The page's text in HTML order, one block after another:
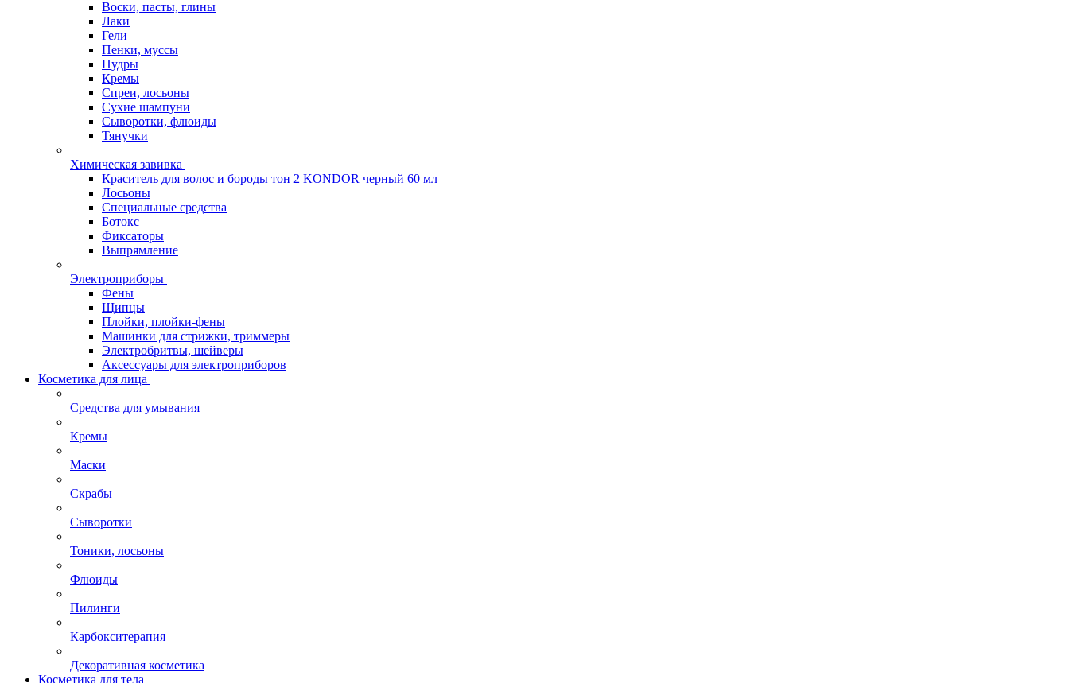
Воски, пасты, глины
Лаки
Гели
Пенки, муссы
Пудры
Кремы
Спреи, лосьоны
Сухие шампуни
Сыворотки, флюиды
Тянучки
Химическая завивка
Краситель для волос и бороды тон 2 KONDOR черный 60 мл
Лосьоны
Специальные средства
Ботокс
Фиксаторы
Выпрямление
Электроприборы
Фены
Щипцы
Плойки, плойки-фены
Машинки для стрижки, триммеры
Электробритвы, шейверы
Аксессуары для электроприборов
Косметика для лица
Средства для умывания
Кремы
Маски
Скрабы
Сыворотки
Тоники, лосьоны
Флюиды
Пилинги
Карбокситерапия
Декоративная косметика
Косметика для тела